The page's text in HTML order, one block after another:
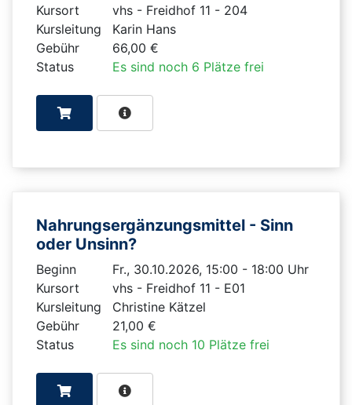
Kursort
vhs - Freidhof 11 - 204
Kursleitung
Karin Hans
Gebühr
66,00 €
Status
Es sind noch 6 Plätze frei
Nahrungsergänzungsmittel - Sinn
oder Unsinn?
Beginn
Fr., 30.10.2026, 15:00 - 18:00 Uhr
Kursort
vhs - Freidhof 11 - E01
Kursleitung
Christine Kätzel
Gebühr
21,00 €
Status
Es sind noch 10 Plätze frei